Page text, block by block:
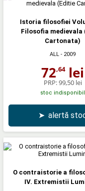
Istoria filosofiei
Filosofia medievala
Cartonata)
ALL - 2009
72,64lei
PRP:99,50 lei
stoc indisponibil
➤ alertă
O contraistorie a
IV. Extremistii